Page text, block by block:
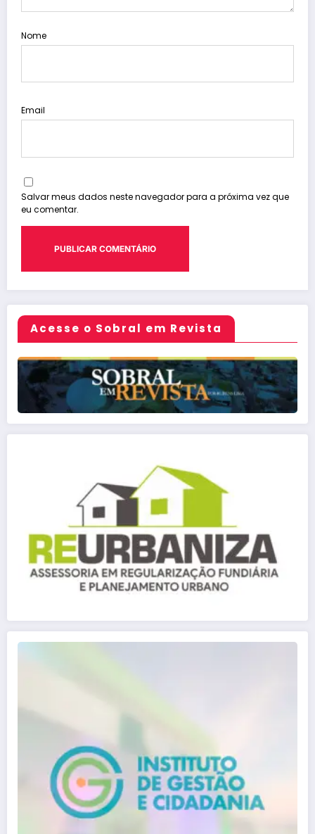
Nome
Email
Salvar meus dados neste navegador para a próxima vez que
eu comentar.
Acesse o Sobral em Revista